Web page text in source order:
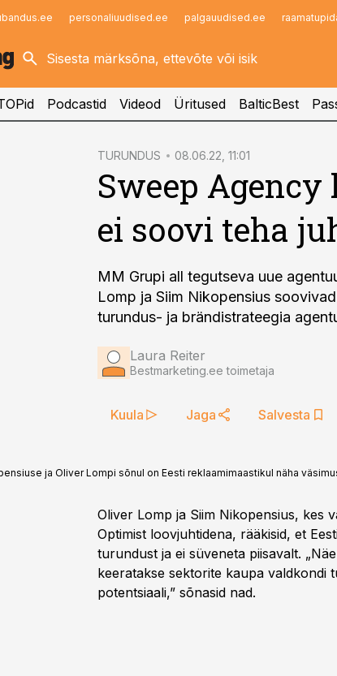
personaliuudised.ee palgauudised.ee
imelineajalugu.ee
Infopank
Podcastid Videod Üritused BalticBest
TURUNDUS 08.06.22, 11:01
Sweep
ei soovi teha
MM Grupi all tegutseva uue
Lomp ja Siim Nikopensius
turundus- ja brändistrateegia
Laura Reiter
Bestmarketing.ee toimetaja
Kuula Jaga Salvesta
ja Oliver Lompi sõnul on Eesti reklaamimaastikul näha
Oliver Lomp ja Siim Nikopensius, kes
Optimist loovjuhtidena, rääkisid, et
turundust ja ei süveneta piisavalt.
keeratakse sektorite kaupa valdkondi
potentsiaali,” sõnasid nad.